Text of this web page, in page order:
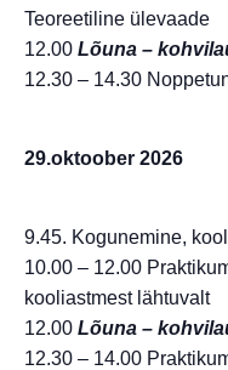
Teoreetiline ülevaade
12.00 Lõuna –
12.30 – 14.30
29.oktoober 2026
9.45. Kogunemine,
10.00 – 12.00
kooliastmest lähtuvalt
12.00 Lõuna –
12.30 – 14.00